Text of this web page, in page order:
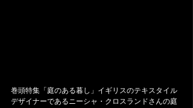
巻頭特集「庭のある暮し」イギリスのテキスタイル
デザイナーであるニーシャ・クロスランドさんの庭